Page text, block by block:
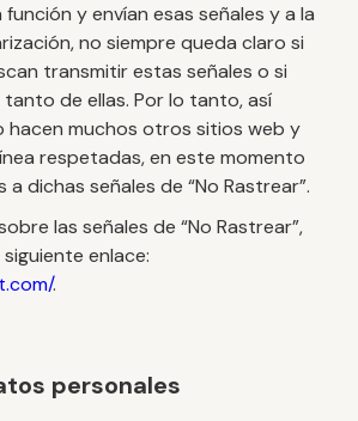
y envían esas señales y a la
no siempre queda claro si
transmitir estas señales o si
de ellas. Por lo tanto, así
hacen muchos otros sitios web y
respetadas, en este momento
dichas señales de “No Rastrear”.
las señales de “No Rastrear”,
enlace:
.
personales